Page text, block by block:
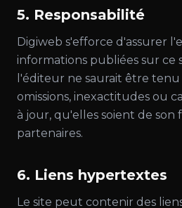
5. Responsabilité
Digiweb s'efforce d'assurer
informations publiées sur ce
l'éditeur ne saurait être tenu
omissions, inexactitudes ou
à jour, qu'elles soient de son
partenaires.
6. Liens hypertextes
Le site peut contenir des